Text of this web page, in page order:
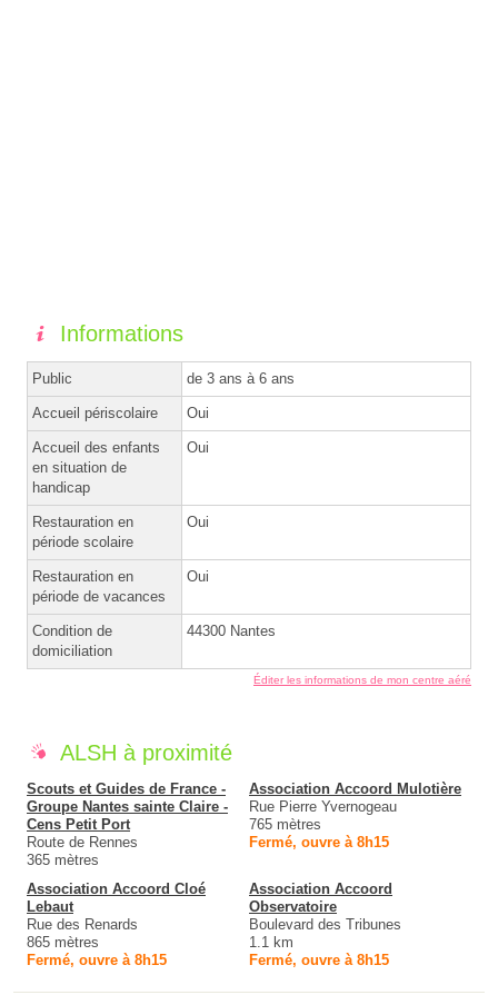
Informations
Public de 3 ans à 6 ans
Accueil périscolaire Oui
Accueil des enfants
en situation de
handicap
Oui
Restauration en
période scolaire
Oui
Restauration en
période de vacances
Oui
Condition de
domiciliation
44300 Nantes
Éditer les informations de mon centre aéré
ALSH à proximité
Scouts et Guides de France -
Groupe Nantes sainte Claire -
Cens Petit Port
Route de Rennes
365 mètres
Association Accoord Mulotière
Rue Pierre Yvernogeau
765 mètres
Fermé, ouvre à 8h15
Association Accoord Cloé
Lebaut
Rue des Renards
865 mètres
Fermé, ouvre à 8h15
Association Accoord
Observatoire
Boulevard des Tribunes
1.1 km
Fermé, ouvre à 8h15